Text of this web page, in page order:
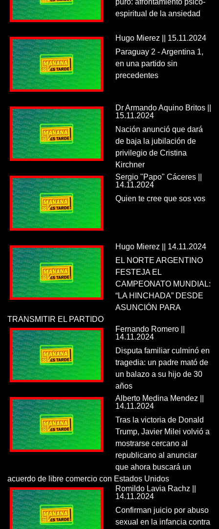
puro: afrontamiento psico-
espiritual de la ansiedad
Hugo Mierez || 15.11.2024
Paraguay 2 - Argentina 1,
en una partido sin
precedentes
Dr Armando Aquino Britos ||
15.11.2024
Nación anunció que dará
de baja la jubilación de
privilegio de Cristina
Kirchner
Sergio "Papo" Cáceres ||
14.11.2024
Quien te cree que sos vos
Hugo Mierez || 14.11.2024
EL NORTE ARGENTINO
FESTEJA EL
CAMPEONATO MUNDIAL:
“LA HINCHADA” DESDE
ASUNCIÓN PARA
TRANSMITIR EL PARTIDO
Fernando Romero ||
14.11.2024
Disputa familiar culminó en
tragedia: un padre mató de
un balazo a su hijo de 30
años
Alberto Medina Mendez ||
14.11.2024
Tras la victoria de Donald
Trump, Javier Milei volvió a
mostrarse cercano al
republicano al anunciar
que ahora buscará un
acuerdo de libre comercio con Estados Unidos
Romildo Lavia Rachz ||
14.11.2024
Confirman juicio por abuso
sexual en la infancia contra